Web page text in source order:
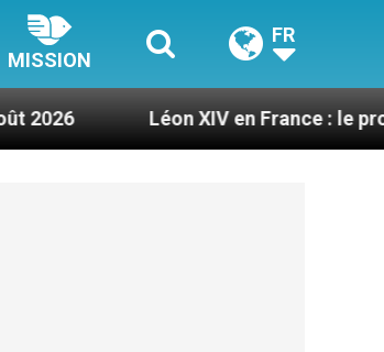
MISSION
FR
Léon XIV en France : le programme